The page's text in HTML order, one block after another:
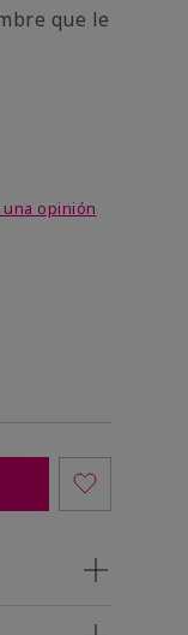
que le
una opinión